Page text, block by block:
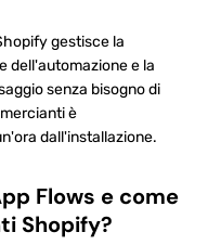
gestisce la
dell'automazione e la
senza bisogno di
è
dall'installazione.
Flows e come
Shopify?